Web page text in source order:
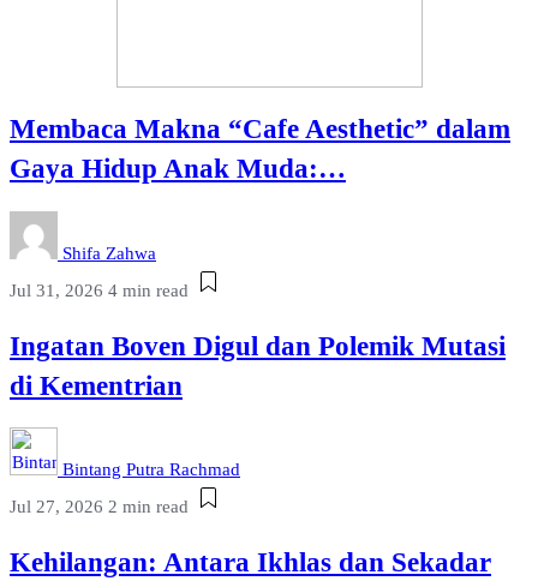
Membaca Makna “Cafe Aesthetic” dalam
Gaya Hidup Anak Muda:…
Shifa Zahwa
Jul 31, 2026 4 min read
Ingatan Boven Digul dan Polemik Mutasi
di Kementrian
Bintang Putra Rachmad
Jul 27, 2026 2 min read
Kehilangan: Antara Ikhlas dan Sekadar